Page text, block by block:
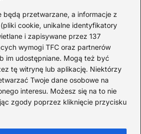
będą przetwarzane, a informacje z
cookie, unikalne identyfikatory
i zapisywane przez 137
wymogi TFC oraz partnerów
im udostępniane. Mogą też być
tę witrynę lub aplikację. Niektórzy
Twoje dane osobowe na
interesu. Możesz się na to nie
zgody poprzez kliknięcie przycisku